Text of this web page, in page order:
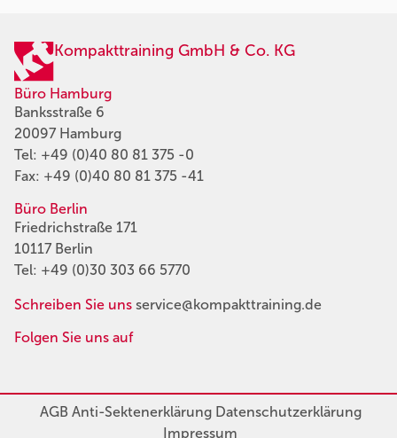
Kompakttraining GmbH & Co. KG
Büro Hamburg
Banksstraße 6
20097 Hamburg
Tel: +49 (0)40 80 81 375 -0
Fax: +49 (0)40 80 81 375 -41
Büro Berlin
Friedrichstraße 171
10117 Berlin
Tel: +49 (0)30 303 66 5770
Schreiben Sie uns service@kompakttraining.de
Folgen Sie uns auf
AGBAnti-SektenerklärungDatenschutzerklärung
Impressum